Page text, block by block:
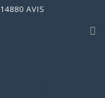
14880 AVIS